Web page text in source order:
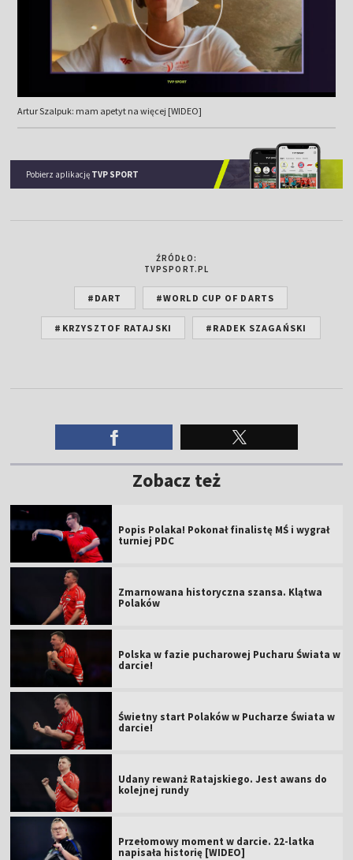
Artur Szalpuk: mam apetyt na więcej [WIDEO]
Pobierz aplikację TVP SPORT
ŹRÓDŁO:
TVPSPORT.PL
#DART #WORLD CUP OF DARTS
#KRZYSZTOF RATAJSKI #RADEK SZAGAŃSKI
Zobacz też
Popis Polaka! Pokonał finalistę MŚ i wygrał
turniej PDC
Zmarnowana historyczna szansa. Klątwa
Polaków
Polska w fazie pucharowej Pucharu Świata w
darcie!
Świetny start Polaków w Pucharze Świata w
darcie!
Udany rewanż Ratajskiego. Jest awans do
kolejnej rundy
Przełomowy moment w darcie. 22-latka
napisała historię [WIDEO]